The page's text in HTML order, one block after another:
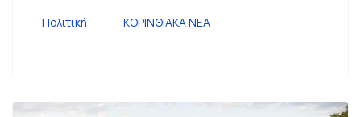
Πολιτική ΚΟΡΙΝΘΙΑΚΑ ΝΕΑ